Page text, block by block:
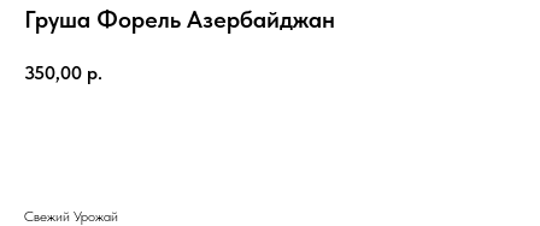
Груша Форель Азербайджан
350,00 р.
Свежий Урожай